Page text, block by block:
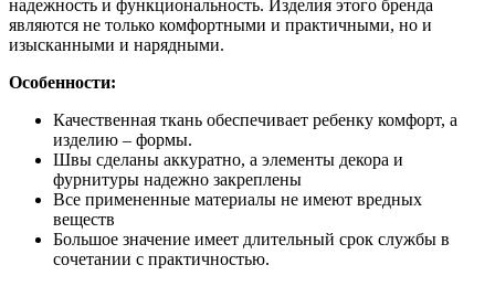
надежность и функциональность. Изделия этого бренда
являются не только комфортными и практичными, но и
изысканными и нарядными.
Особенности:
Качественная ткань обеспечивает ребенку комфорт, а
изделию – формы.
Швы сделаны аккуратно, а элементы декора и
фурнитуры надежно закреплены
Все примененные материалы не имеют вредных
веществ
Большое значение имеет длительный срок службы в
сочетании с практичностью.